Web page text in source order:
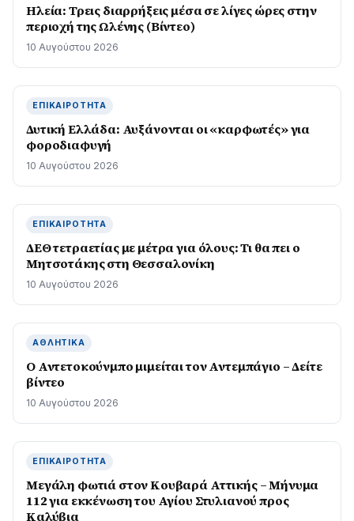
Ηλεία: Τρεις διαρρήξεις μέσα σε λίγες ώρες στην
περιοχή της Ωλένης (Βίντεο)
10 Αυγούστου 2026
ΕΠΙΚΑΙΡΌΤΗΤΑ
Δυτική Ελλάδα: Αυξάνονται οι «καρφωτές» για
φοροδιαφυγή
10 Αυγούστου 2026
ΕΠΙΚΑΙΡΌΤΗΤΑ
ΔΕΘ τετραετίας με μέτρα για όλους: Τι θα πει ο
Μητσοτάκης στη Θεσσαλονίκη
10 Αυγούστου 2026
ΑΘΛΗΤΙΚΆ
Ο Αντετοκούνμπο μιμείται τον Αντεμπάγιο – Δείτε
βίντεο
10 Αυγούστου 2026
ΕΠΙΚΑΙΡΌΤΗΤΑ
Μεγάλη φωτιά στον Κουβαρά Αττικής – Μήνυμα
112 για εκκένωση του Αγίου Στυλιανού προς
Καλύβια